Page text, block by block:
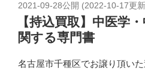
2021-09-28公開 (2022-10-17更
【持込買取】中医学
関する専門書
名古屋市千種区でお譲り頂い